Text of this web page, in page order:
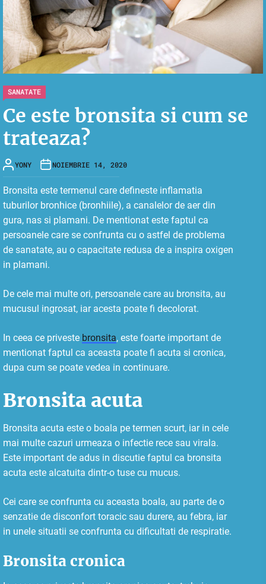
SANATATE
Ce este bronsita si cum se
trateaza?
YONY NOIEMBRIE 14, 2020
Bronsita este termenul care defineste inflamatia
tuburilor bronhice (bronhiile), a canalelor de aer din
gura, nas si plamani. De mentionat este faptul ca
persoanele care se confrunta cu o astfel de problema
de sanatate, au o capacitate redusa de a inspira oxigen
in plamani.
De cele mai multe ori, persoanele care au bronsita, au
mucusul ingrosat, iar acesta poate fi decolorat.
In ceea ce priveste bronsita, este foarte important de
mentionat faptul ca aceasta poate fi acuta si cronica,
dupa cum se poate vedea in continuare.
Bronsita acuta
Bronsita acuta este o boala pe termen scurt, iar in cele
mai multe cazuri urmeaza o infectie rece sau virala.
Este important de adus in discutie faptul ca bronsita
acuta este alcatuita dintr-o tuse cu mucus.
Cei care se confrunta cu aceasta boala, au parte de o
senzatie de disconfort toracic sau durere, au febra, iar
in unele situatii se confrunta cu dificultati de respiratie.
Bronsita cronica